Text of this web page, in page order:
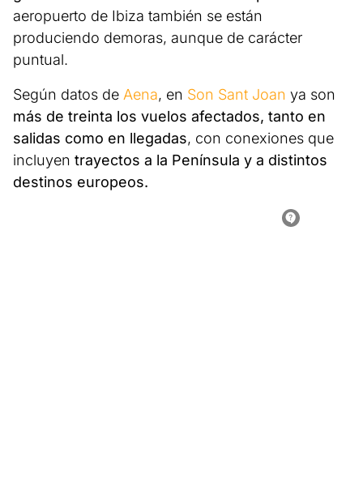
aeropuerto de Ibiza también se están
produciendo demoras, aunque de carácter
puntual.
Según datos de Aena, en Son Sant Joan ya son
más de treinta los vuelos afectados, tanto en
salidas como en llegadas, con conexiones que
incluyen trayectos a la Península y a distintos
destinos europeos.